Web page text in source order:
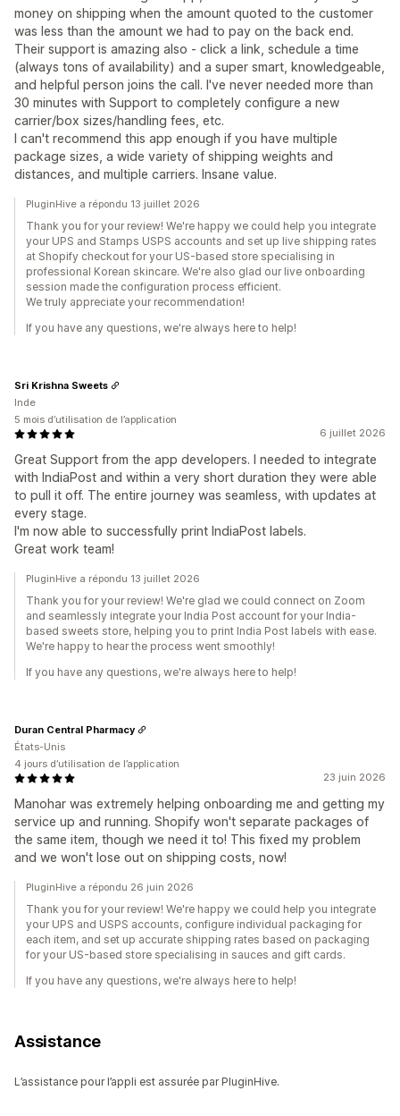
money on shipping when the amount quoted to the customer
was less than the amount we had to pay on the back end.
Their support is amazing also - click a link, schedule a time
(always tons of availability) and a super smart, knowledgeable,
and helpful person joins the call. I've never needed more than
30 minutes with Support to completely configure a new
carrier/box sizes/handling fees, etc.
I can't recommend this app enough if you have multiple
package sizes, a wide variety of shipping weights and
distances, and multiple carriers. Insane value.
PluginHive a répondu 13 juillet 2026
Thank you for your review! We're happy we could help you integrate
your UPS and Stamps USPS accounts and set up live shipping rates
at Shopify checkout for your US-based store specialising in
professional Korean skincare. We're also glad our live onboarding
session made the configuration process efficient.
We truly appreciate your recommendation!
If you have any questions, we're always here to help!
6 juillet 2026
Great Support from the app developers. I needed to integrate
with IndiaPost and within a very short duration they were able
to pull it off. The entire journey was seamless, with updates at
every stage.
I'm now able to successfully print IndiaPost labels.
Great work team!
Sri Krishna Sweets
Inde
5 mois d’utilisation de l’application
PluginHive a répondu 13 juillet 2026
Thank you for your review! We're glad we could connect on Zoom
and seamlessly integrate your India Post account for your India-
based sweets store, helping you to print India Post labels with ease.
We're happy to hear the process went smoothly!
If you have any questions, we're always here to help!
23 juin 2026
Manohar was extremely helping onboarding me and getting my
service up and running. Shopify won't separate packages of
the same item, though we need it to! This fixed my problem
and we won't lose out on shipping costs, now!
Duran Central Pharmacy
États-Unis
4 jours d’utilisation de l’application
PluginHive a répondu 26 juin 2026
Thank you for your review! We're happy we could help you integrate
your UPS and USPS accounts, configure individual packaging for
each item, and set up accurate shipping rates based on packaging
for your US-based store specialising in sauces and gift cards.
If you have any questions, we're always here to help!
Assistance
L’assistance pour l’appli est assurée par PluginHive.